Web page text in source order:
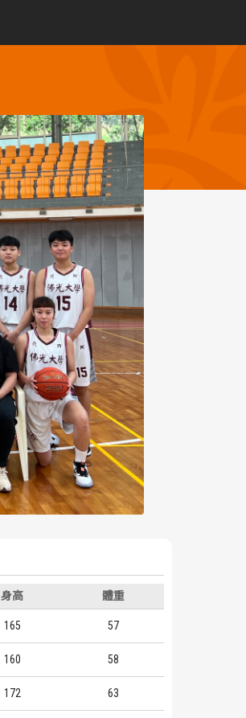
身高 體重
165 57
160 58
172 63